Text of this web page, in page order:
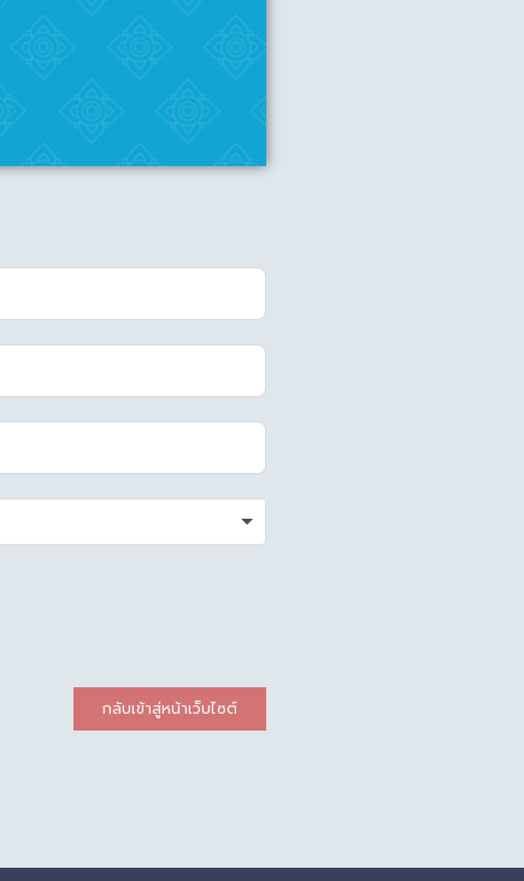
กลับเข้าสู่หน้าเว็บไซต์